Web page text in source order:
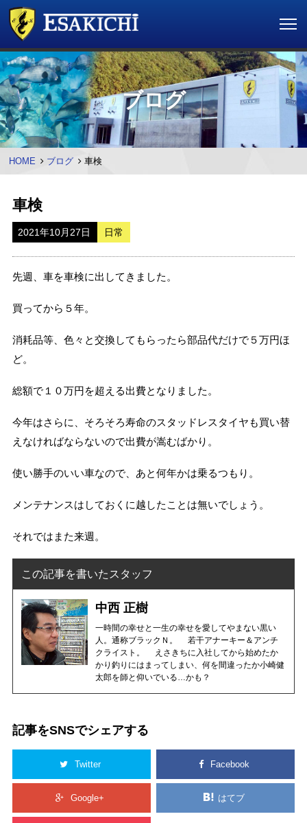
ブログ
HOME ブログ 車検
車検
2021年10月27日 日常
先週、車を車検に出してきました。
買ってから５年。
消耗品等、色々と交換してもらったら部品代だけで５万円ほ
ど。
総額で１０万円を超える出費となりました。
今年はさらに、そろそろ寿命のスタッドレスタイヤも買い替
えなければならないので出費が嵩むばかり。
使い勝手のいい車なので、あと何年かは乗るつもり。
メンテナンスはしておくに越したことは無いでしょう。
それではまた来週。
この記事を書いたスタッフ
中西 正樹
一時間の幸せと一生の幸せを愛してやまない黒い
人。通称ブラックＮ。 若干アナーキー＆アンチ
クライスト。 えさきちに入社してから始めたか
かり釣りにはまってしまい、何を間違ったか小崎健
太郎を師と仰いでいる…かも？
記事をSNSでシェアする
Twitter Facebook
Google+ はてブ